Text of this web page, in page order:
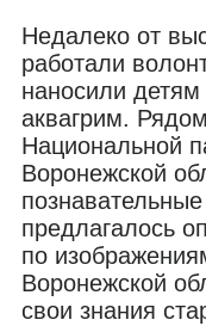
Недалеко от
работали
наносили
аквагрим.
Национальной
Воронежской
предлагалось
по
Воронежской
свои знания